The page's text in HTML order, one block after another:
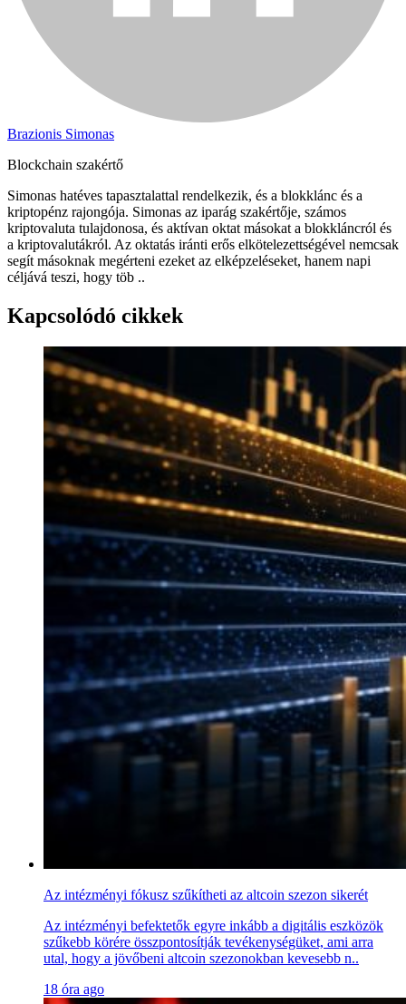
Brazionis Simonas
Blockchain szakértő
Simonas hatéves tapasztalattal rendelkezik, és a blokklánc és a
kriptopénz rajongója. Simonas az iparág szakértője, számos
kriptovaluta tulajdonosa, és aktívan oktat másokat a blokkláncról és
a kriptovalutákról. Az oktatás iránti erős elkötelezettségével nemcsak
segít másoknak megérteni ezeket az elképzeléseket, hanem napi
céljává teszi, hogy töb ..
Kapcsolódó cikkek
Az intézményi fókusz szűkítheti az altcoin szezon sikerét
Az intézményi befektetők egyre inkább a digitális eszközök
szűkebb körére összpontosítják tevékenységüket, ami arra
utal, hogy a jövőbeni altcoin szezonokban kevesebb n..
18 óra ago